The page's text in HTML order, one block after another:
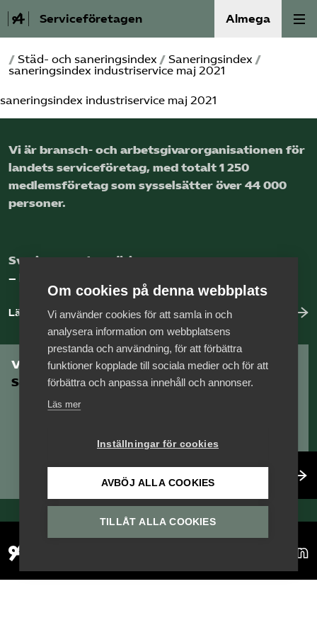
Serviceföretagen Almega
Om Service­företagen
Branscher
Auktorisation
SRY
Logga in på Arbetsgivarguiden
Sök på serviceforetagen.se
Beställ trycksaker
/ Städ- och saneringsindex / Saneringsindex /
saneringsindex industriservice maj 2021
saneringsindex industriservice maj 2021
Vi är bransch- och arbetsgivar­organisationen för
landets service­företag, med totalt 1 250
medlems­företag som sysselsätter över 44 000
personer.
Sveriges nya basnäring
– landets främsta integrationsmotor.
Läs mer om oss
Vill du vara en del av
Serviceföretagen?
Bli medlem
Om cookies på denna webbplats
Vi använder cookies för att samla in och
analysera information om webbplatsens
prestanda och användning, för att förbättra
funktioner kopplade till sociala medier och för att
förbättra och anpassa innehåll och annonser.
Läs mer
Inställningar för cookies
AVBÖJ ALLA COOKIES
TILLÅT ALLA COOKIES